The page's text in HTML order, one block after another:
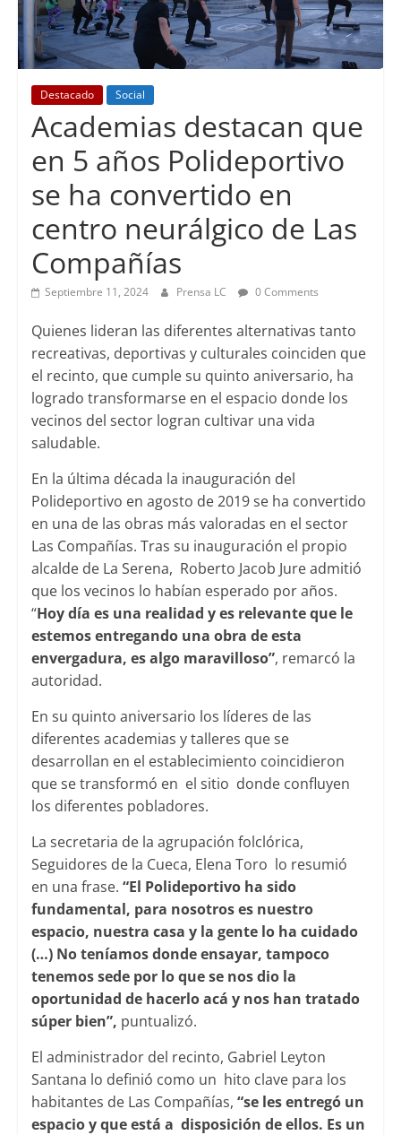
Destacado Social
Academias destacan que
en 5 años Polideportivo
se ha convertido en
centro neurálgico de Las
Compañías
Septiembre 11, 2024 Prensa LC 0 Comments
Quienes lideran las diferentes alternativas tanto
recreativas, deportivas y culturales coinciden que
el recinto, que cumple su quinto aniversario, ha
logrado transformarse en el espacio donde los
vecinos del sector logran cultivar una vida
saludable.
En la última década la inauguración del
Polideportivo en agosto de 2019 se ha convertido
en una de las obras más valoradas en el sector
Las Compañías. Tras su inauguración el propio
alcalde de La Serena, Roberto Jacob Jure admitió
que los vecinos lo habían esperado por años.
“Hoy día es una realidad y es relevante que le
estemos entregando una obra de esta
envergadura, es algo maravilloso”, remarcó la
autoridad.
En su quinto aniversario los líderes de las
diferentes academias y talleres que se
desarrollan en el establecimiento coincidieron
que se transformó en el sitio donde confluyen
los diferentes pobladores.
La secretaria de la agrupación folclórica,
Seguidores de la Cueca, Elena Toro lo resumió
en una frase. “El Polideportivo ha sido
fundamental, para nosotros es nuestro
espacio, nuestra casa y la gente lo ha cuidado
(…) No teníamos donde ensayar, tampoco
tenemos sede por lo que se nos dio la
oportunidad de hacerlo acá y nos han tratado
súper bien”, puntualizó.
El administrador del recinto, Gabriel Leyton
Santana lo definió como un hito clave para los
habitantes de Las Compañías, “se les entregó un
espacio y que está a disposición de ellos. Es un